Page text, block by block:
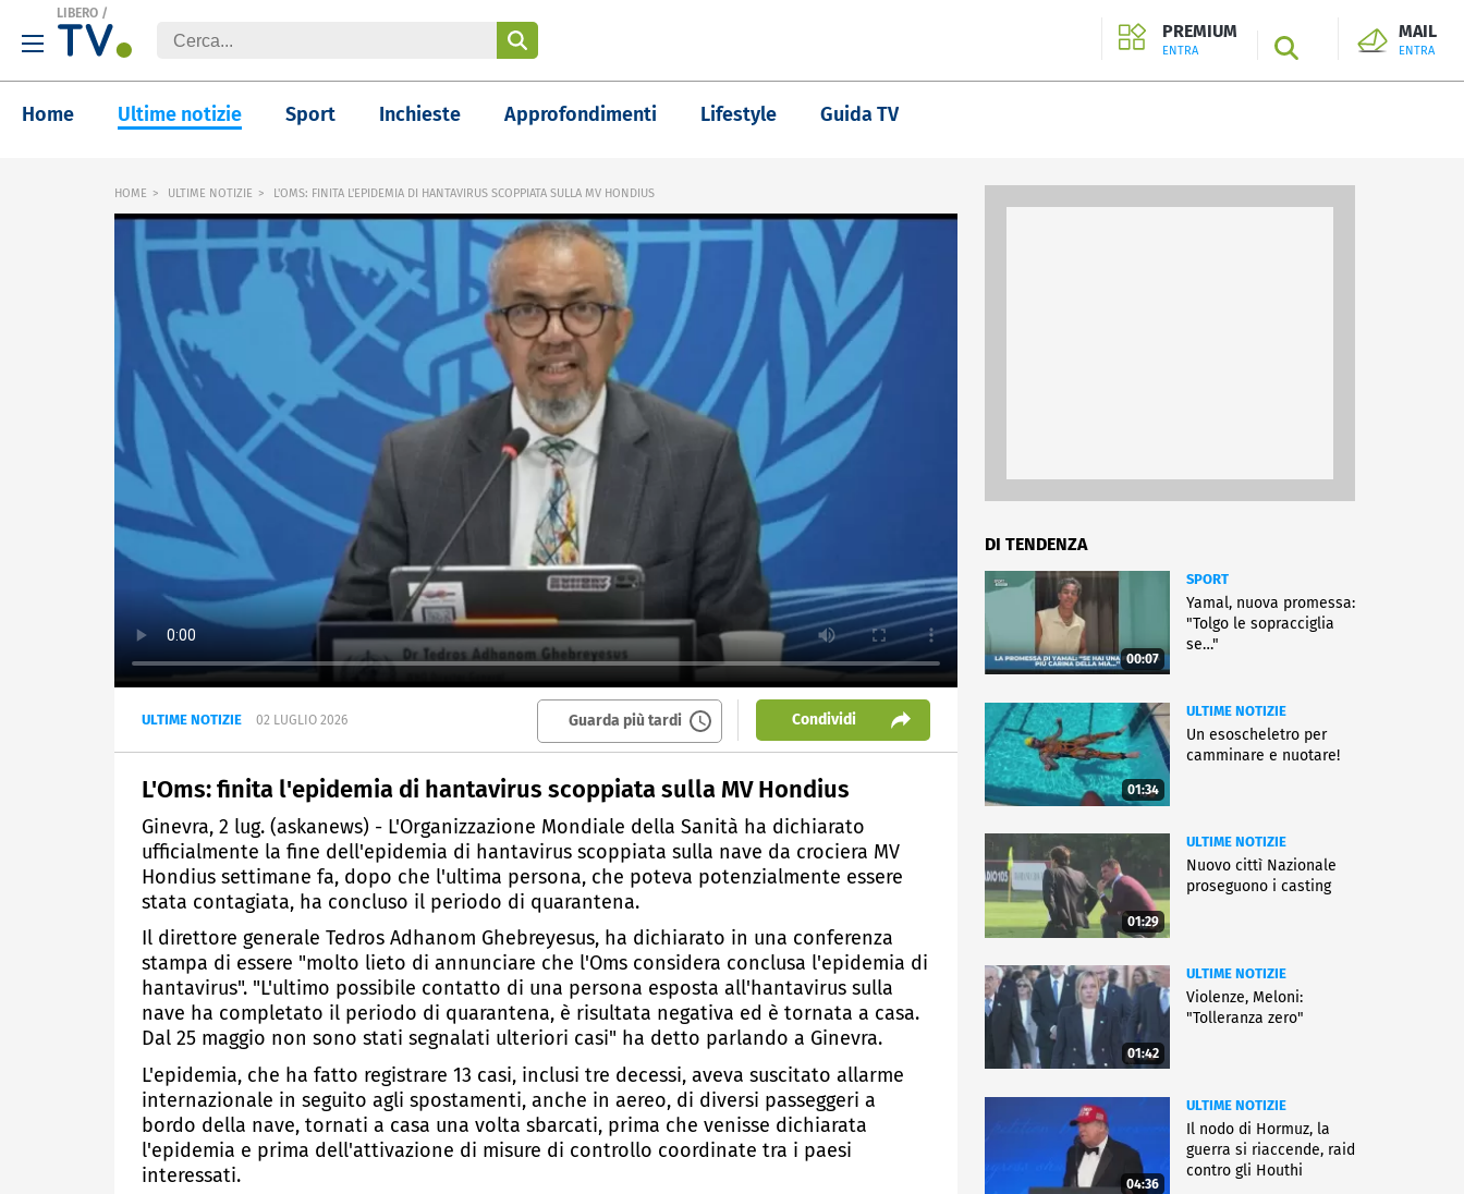
LIBERO /
PREMIUM
ENTRA SEARCH
MAIL
ENTRA
Home Ultime notizie Sport Inchieste Approfondimenti Lifestyle Guida TV
HOME ULTIME NOTIZIE L'OMS: FINITA L'EPIDEMIA DI HANTAVIRUS SCOPPIATA SULLA MV HONDIUS
ULTIME NOTIZIE 02 LUGLIO 2026 Guarda più tardi Condividi
L'Oms: finita l'epidemia di hantavirus scoppiata sulla MV Hondius
Ginevra, 2 lug. (askanews) - L'Organizzazione Mondiale della Sanità ha dichiarato
ufficialmente la fine dell'epidemia di hantavirus scoppiata sulla nave da crociera MV
Hondius settimane fa, dopo che l'ultima persona, che poteva potenzialmente essere
stata contagiata, ha concluso il periodo di quarantena.
Il direttore generale Tedros Adhanom Ghebreyesus, ha dichiarato in una conferenza
stampa di essere "molto lieto di annunciare che l'Oms considera conclusa l'epidemia di
hantavirus". "L'ultimo possibile contatto di una persona esposta all'hantavirus sulla
nave ha completato il periodo di quarantena, è risultata negativa ed è tornata a casa.
Dal 25 maggio non sono stati segnalati ulteriori casi" ha detto parlando a Ginevra.
L'epidemia, che ha fatto registrare 13 casi, inclusi tre decessi, aveva suscitato allarme
internazionale in seguito agli spostamenti, anche in aereo, di diversi passeggeri a
bordo della nave, tornati a casa una volta sbarcati, prima che venisse dichiarata
l'epidemia e prima dell'attivazione di misure di controllo coordinate tra i paesi
interessati.
DI TENDENZA
00:07
SPORT
Yamal, nuova promessa:
"Tolgo le sopracciglia
se…"
01:34
ULTIME NOTIZIE
Un esoscheletro per
camminare e nuotare!
01:29
ULTIME NOTIZIE
Nuovo cittì Nazionale
proseguono i casting
01:42
ULTIME NOTIZIE
Violenze, Meloni:
"Tolleranza zero"
04:36
ULTIME NOTIZIE
Il nodo di Hormuz, la
guerra si riaccende, raid
contro gli Houthi